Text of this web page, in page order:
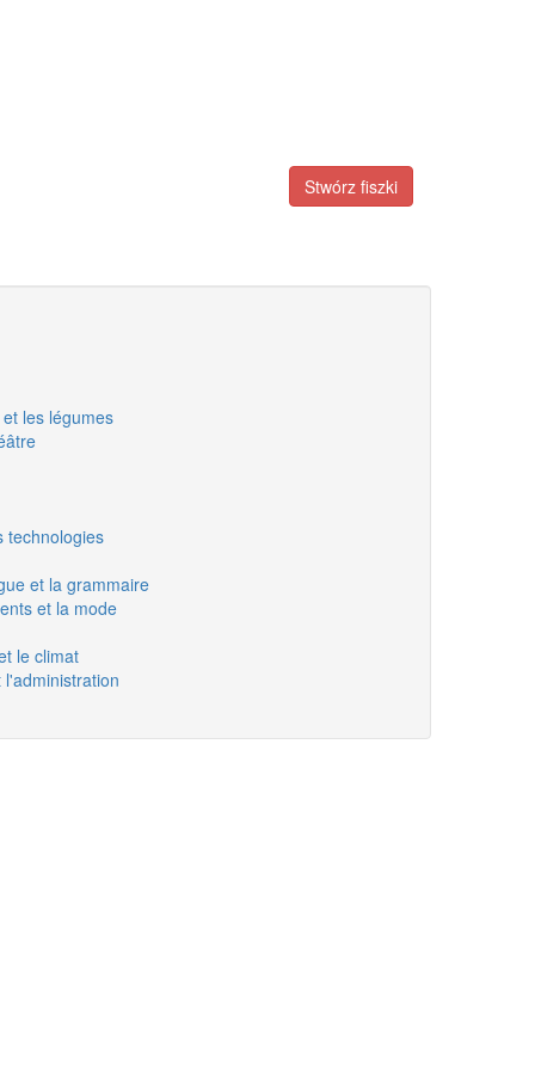
Stwórz fiszki
les légumes
technologies
et la grammaire
et la mode
le climat